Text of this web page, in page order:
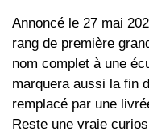
Annoncé le 27 mai
rang de première
nom complet à une
marquera aussi la fin
remplacé par une
Reste une vraie